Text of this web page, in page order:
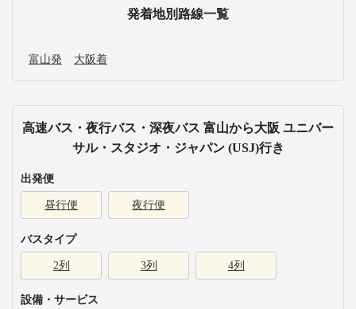
発着地別路線一覧
富山発 大阪着
高速バス・夜行バス・深夜バス 富山から大阪 ユニバー
サル・スタジオ・ジャパン (USJ)行き
出発便
昼行便 夜行便
バスタイプ
2列 3列 4列
設備・サービス